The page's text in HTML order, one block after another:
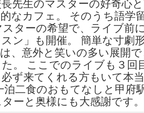
なカフェ。 そのうち語学
ターの希望で、ライブ前
ン」も開催。 簡単な寸劇
、意外と笑いの多い展開
。 ここでのライブも３回
ず来てくれる方もいて本
泊二食のおもてなしと甲府
ーと奥様にも大感謝です。